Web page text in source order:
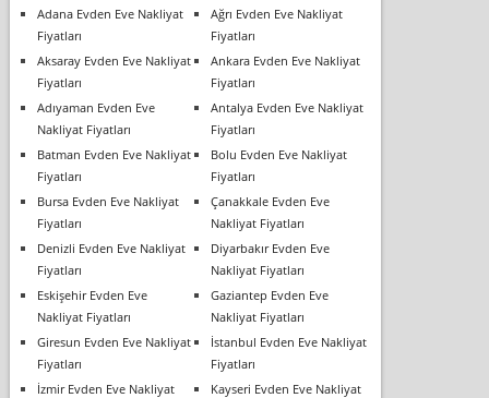
Adana Evden Eve Nakliyat
Fiyatları
Ağrı Evden Eve Nakliyat
Fiyatları
Aksaray Evden Eve Nakliyat
Fiyatları
Ankara Evden Eve Nakliyat
Fiyatları
Adıyaman Evden Eve
Nakliyat Fiyatları
Antalya Evden Eve Nakliyat
Fiyatları
Batman Evden Eve Nakliyat
Fiyatları
Bolu Evden Eve Nakliyat
Fiyatları
Bursa Evden Eve Nakliyat
Fiyatları
Çanakkale Evden Eve
Nakliyat Fiyatları
Denizli Evden Eve Nakliyat
Fiyatları
Diyarbakır Evden Eve
Nakliyat Fiyatları
Eskişehir Evden Eve
Nakliyat Fiyatları
Gaziantep Evden Eve
Nakliyat Fiyatları
Giresun Evden Eve Nakliyat
Fiyatları
İstanbul Evden Eve Nakliyat
Fiyatları
İzmir Evden Eve Nakliyat
Kayseri Evden Eve Nakliyat